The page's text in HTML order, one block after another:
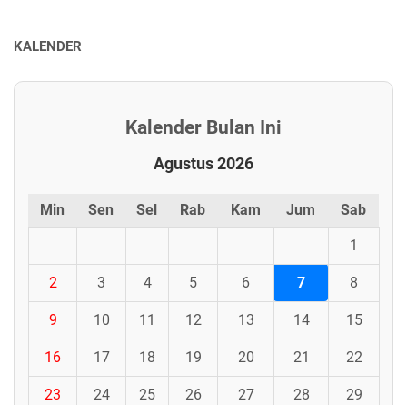
KALENDER
Kalender Bulan Ini
Agustus 2026
Min Sen Sel Rab Kam Jum Sab
1
2 3 4 5 6 7 8
9 10 11 12 13 14 15
16 17 18 19 20 21 22
23 24 25 26 27 28 29